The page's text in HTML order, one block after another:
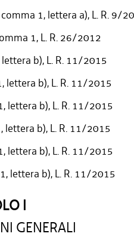
1, lettera a), L. R. 9/
1, L. R. 26/2012
b), L. R. 11/2015
lettera b), L. R. 11/2015
lettera b), L. R. 11/2015
lettera b), L. R. 11/2015
lettera b), L. R. 11/2015
lettera b), L. R. 11/2015
I
GENERALI